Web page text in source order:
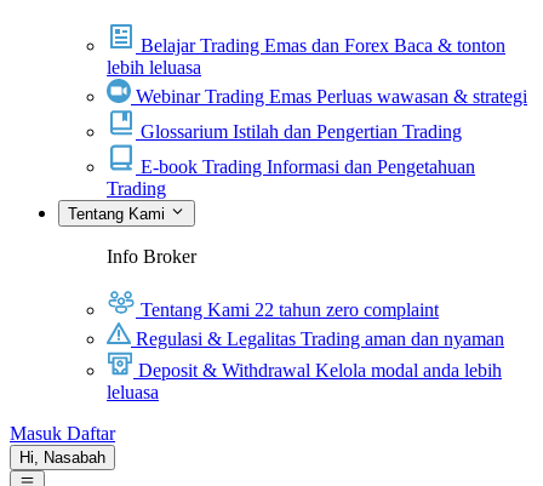
Belajar Trading Emas dan Forex Baca & tonton
lebih leluasa
Webinar Trading Emas Perluas wawasan & strategi
Glossarium Istilah dan Pengertian Trading
E-book Trading Informasi dan Pengetahuan
Trading
Tentang Kami
Info Broker
Tentang Kami 22 tahun zero complaint
Regulasi & Legalitas Trading aman dan nyaman
Deposit & Withdrawal Kelola modal anda lebih
leluasa
Masuk Daftar
Hi, Nasabah